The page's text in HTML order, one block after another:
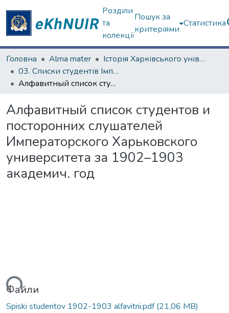
Розділи
та
колекції
Пошук за
критеріями
Статистика
Головна Alma mater
Історія Харківського університету
03. Списки студентів Імператорського Харківського університету
Алфавитный список студентов и посторонних слушателей Императорского Харьковского университета за 1902–1903 академич. год
Алфавитный список студентов и
посторонних слушателей
Императорского Харьковского
университета за 1902–1903
академич. год
Файли
Spiski studentov 1902-1903 alfavitni.pdf(21,06 MB)